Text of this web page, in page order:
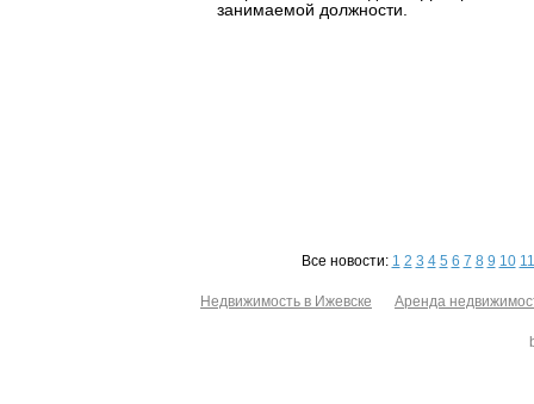
занимаемой должности.
Все новости: 1 2 3 4 5 6 7 8 9 10 11
Недвижимость в Ижевске Аренда